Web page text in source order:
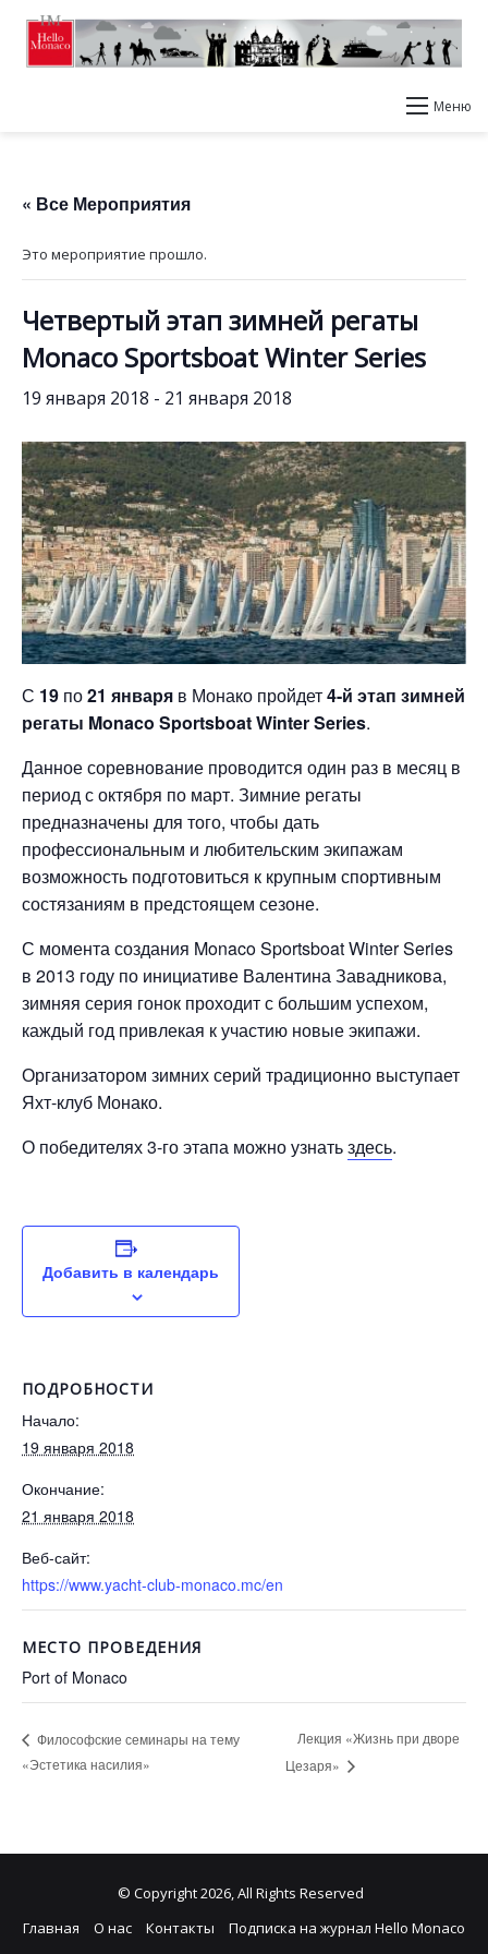
Меню
« Все Мероприятия
Это мероприятие прошло.
Четвертый этап зимней регаты
Monaco Sportsboat Winter Series
19 января 2018 - 21 января 2018
С 19 по21 января в Монако пройдет4-й этап зимней
регаты Monaco Sportsboat Winter Series.
Данное соревнование проводится один раз в месяц в
период с октября по март. Зимние регаты
предназначены для того, чтобы дать
профессиональным и любительским экипажам
возможность подготовиться к крупным спортивным
состязаниям в предстоящем сезоне.
С момента создания Monaco Sportsboat Winter Series
в 2013 году по инициативе Валентина Завадникова,
зимняя серия гонок проходит с большим успехом,
каждый год привлекая к участию новые экипажи.
Организатором зимних серий традиционно выступает
Яхт-клуб Монако.
О победителях 3-го этапа можно узнатьздесь.
Добавить в календарь
ПОДРОБНОСТИ
Начало:
19 января 2018
Окончание:
21 января 2018
Веб-сайт:
https://www.yacht-club-monaco.mc/en
МЕСТО ПРОВЕДЕНИЯ
Port of Monaco
Философские семинары на тему
«Эстетика насилия»
Лекция «Жизнь при дворе
Цезаря»
© Copyright 2026, All Rights Reserved
Главная
О нас Контакты
Подписка на журнал Hello Monaco